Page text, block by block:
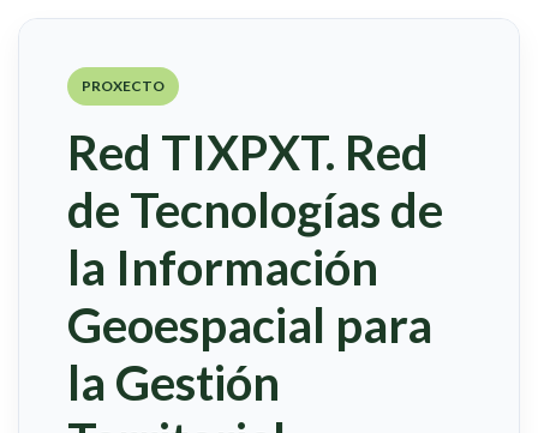
PROXECTO
Red TIXPXT. Red
de Tecnologías de
la Información
Geoespacial para
la Gestión